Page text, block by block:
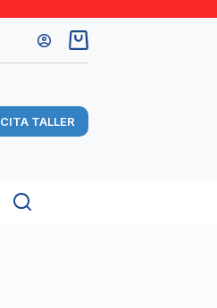
Carro
de
CITA TALLER